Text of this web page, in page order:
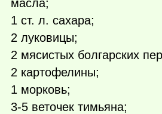
масла;
1 ст. л. сахара;
2 луковицы;
2 мясистых болгарских
2 картофелины;
1 морковь;
3-5 веточек тимьяна;